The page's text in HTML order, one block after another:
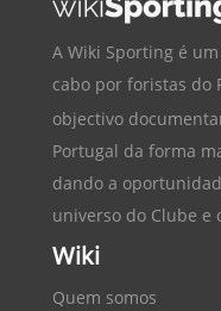
A Wiki Sporting é
cabo por foristas do
objectivo
Portugal da forma
dando a
universo do Clube e
Wiki
Quem somos